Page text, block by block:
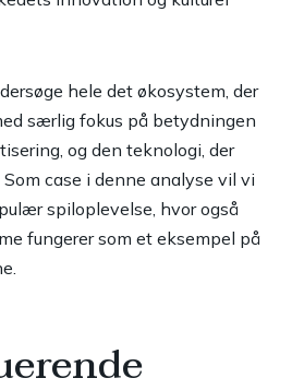
hele det økosystem, der
særlig fokus på betydningen
og den teknologi, der
case i denne analyse vil vi
spiloplevelse, hvor også
fungerer som et eksempel på